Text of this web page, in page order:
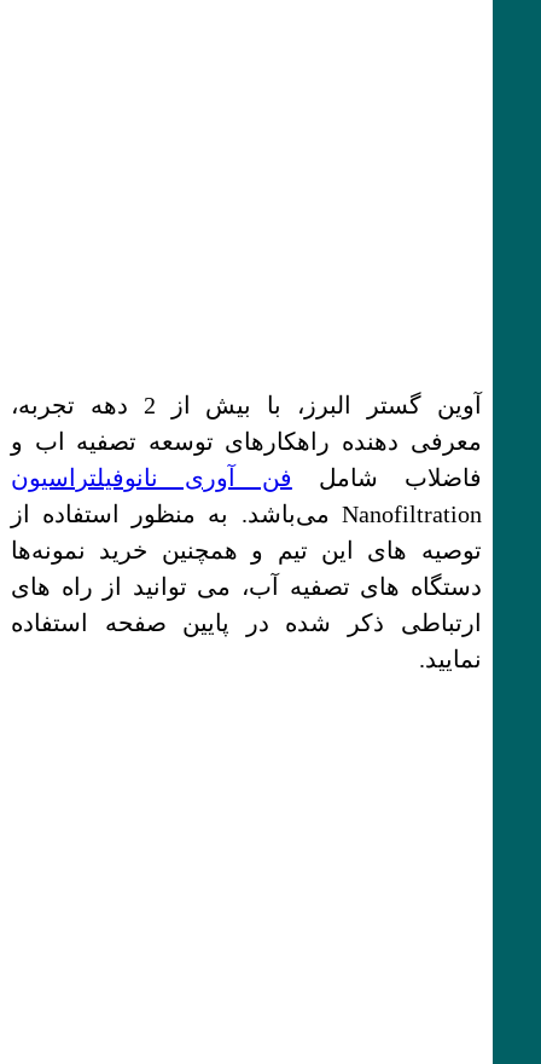
آوین گستر البرز، با بیش از 2 دهه تجربه،
معرفی دهنده راهکارهای توسعه تصفیه اب و
فاضلاب شامل فن آوری نانوفیلتراسیون
Nanofiltration می‌باشد. به منظور استفاده از
توصیه های این تیم و همچنین خرید نمونه‌ها
دستگاه های تصفیه آب، می توانید از راه های
ارتباطی ذکر شده در پایین صفحه استفاده
نمایید.